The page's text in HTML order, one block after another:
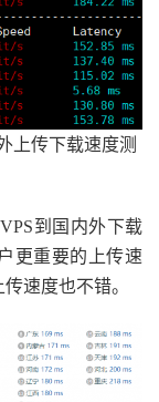
上传下载速度测
到国内外下载
更重要的上传速
速度也不错。